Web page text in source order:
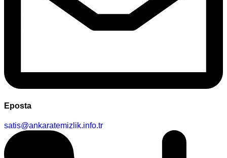
Eposta
satis@ankaratemizlik.info.tr